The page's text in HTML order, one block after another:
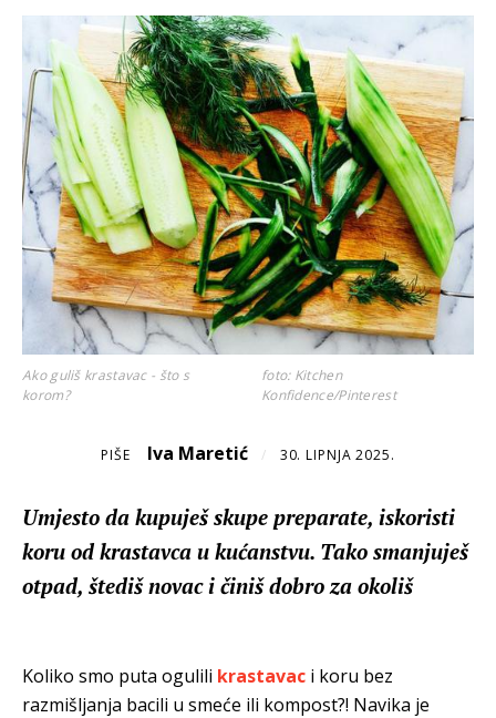
Ako guliš krastavac - što s
korom?
foto: Kitchen
Konfidence/Pinterest
PIŠE Iva Maretić / 30. LIPNJA 2025.
Umjesto da kupuješ skupe preparate, iskoristi
koru od krastavca u kućanstvu. Tako smanjuješ
otpad, štediš novac i činiš dobro za okoliš
Koliko smo puta ogulili krastavac i koru bez
razmišljanja bacili u smeće ili kompost?! Navika je